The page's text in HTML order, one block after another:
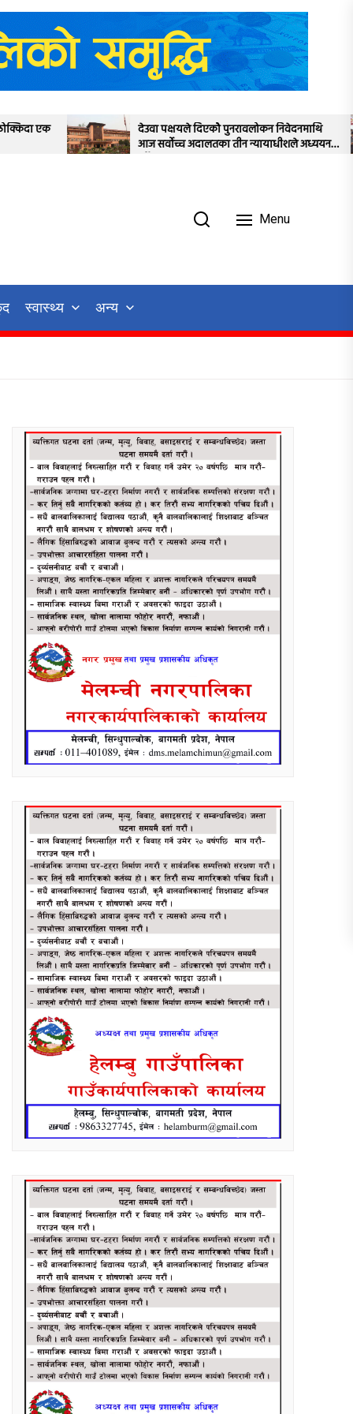
देउवा पक्षयले दिएकोे पुनरावलोकन निवेदनमाथि
आज सर्वोच्च अदालतका तीन न्यायाधीशले अध्ययन
स्थगित
Menu
स्वास्थ्य अन्य